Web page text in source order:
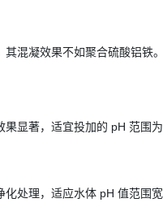
混凝效果不如聚合硫酸铝铁。
显著，适宜投加的 pH 范围
处理，适应水体 pH 值范围